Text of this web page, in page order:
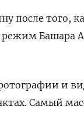
после того,
режим Башара
и
Самый